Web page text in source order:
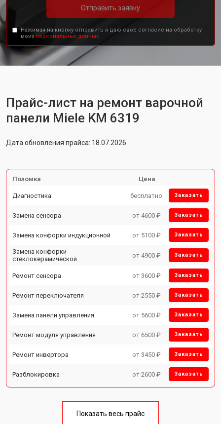
Отправить заявку
Нажимая на кнопку отправить я даю свое согласие на обработку
моихперсональных данных.
Прайс-лист на ремонт варочной
панели Miele KM 6319
Дата обновления прайса: 18.07.2026
Поломка Цена
Диагностика бесплатно Заказать
Замена сенсора от 4600 ₽ Заказать
Замена конфорки индукционной от 5100 ₽ Заказать
Замена конфорки
стеклокерамической
от 4900 ₽ Заказать
Ремонт сенсора от 3600 ₽ Заказать
Ремонт переключателя от 2550 ₽ Заказать
Замена панели управления от 5600 ₽ Заказать
Ремонт модуля управления от 6500 ₽ Заказать
Ремонт инвертора от 3450 ₽ Заказать
Разблокировка от 2600 ₽ Заказать
Показать весь прайс